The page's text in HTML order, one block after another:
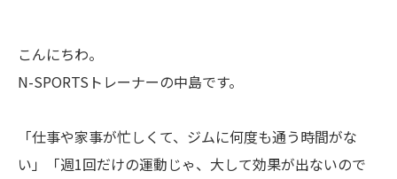
こんにちわ。
N-SPORTSトレーナーの中島です。
「仕事や家事が忙しくて、ジムに何度も通う時間がな
い」「週1回だけの運動じゃ、大して効果が出ないので